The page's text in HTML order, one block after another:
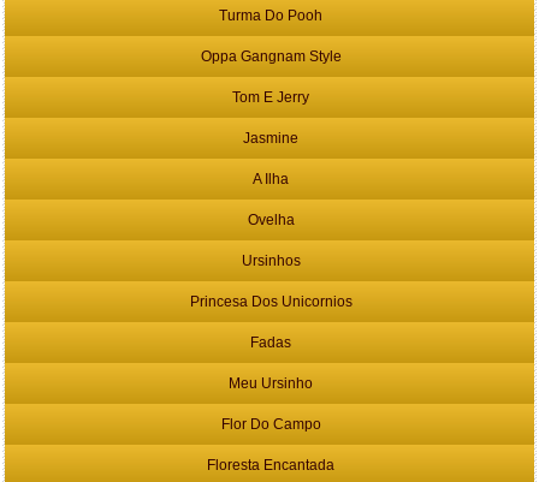
Turma Do Pooh
Oppa Gangnam Style
Tom E Jerry
Jasmine
A Ilha
Ovelha
Ursinhos
Princesa Dos Unicornios
Fadas
Meu Ursinho
Flor Do Campo
Floresta Encantada